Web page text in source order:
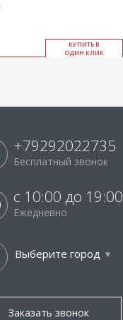
КУ­ПИТЬ В
ОДИН КЛИК
+79292022735
Бесплатный звонок
с 10:00 до 19:00
Ежедневно
Выберите город
Заказать звонок